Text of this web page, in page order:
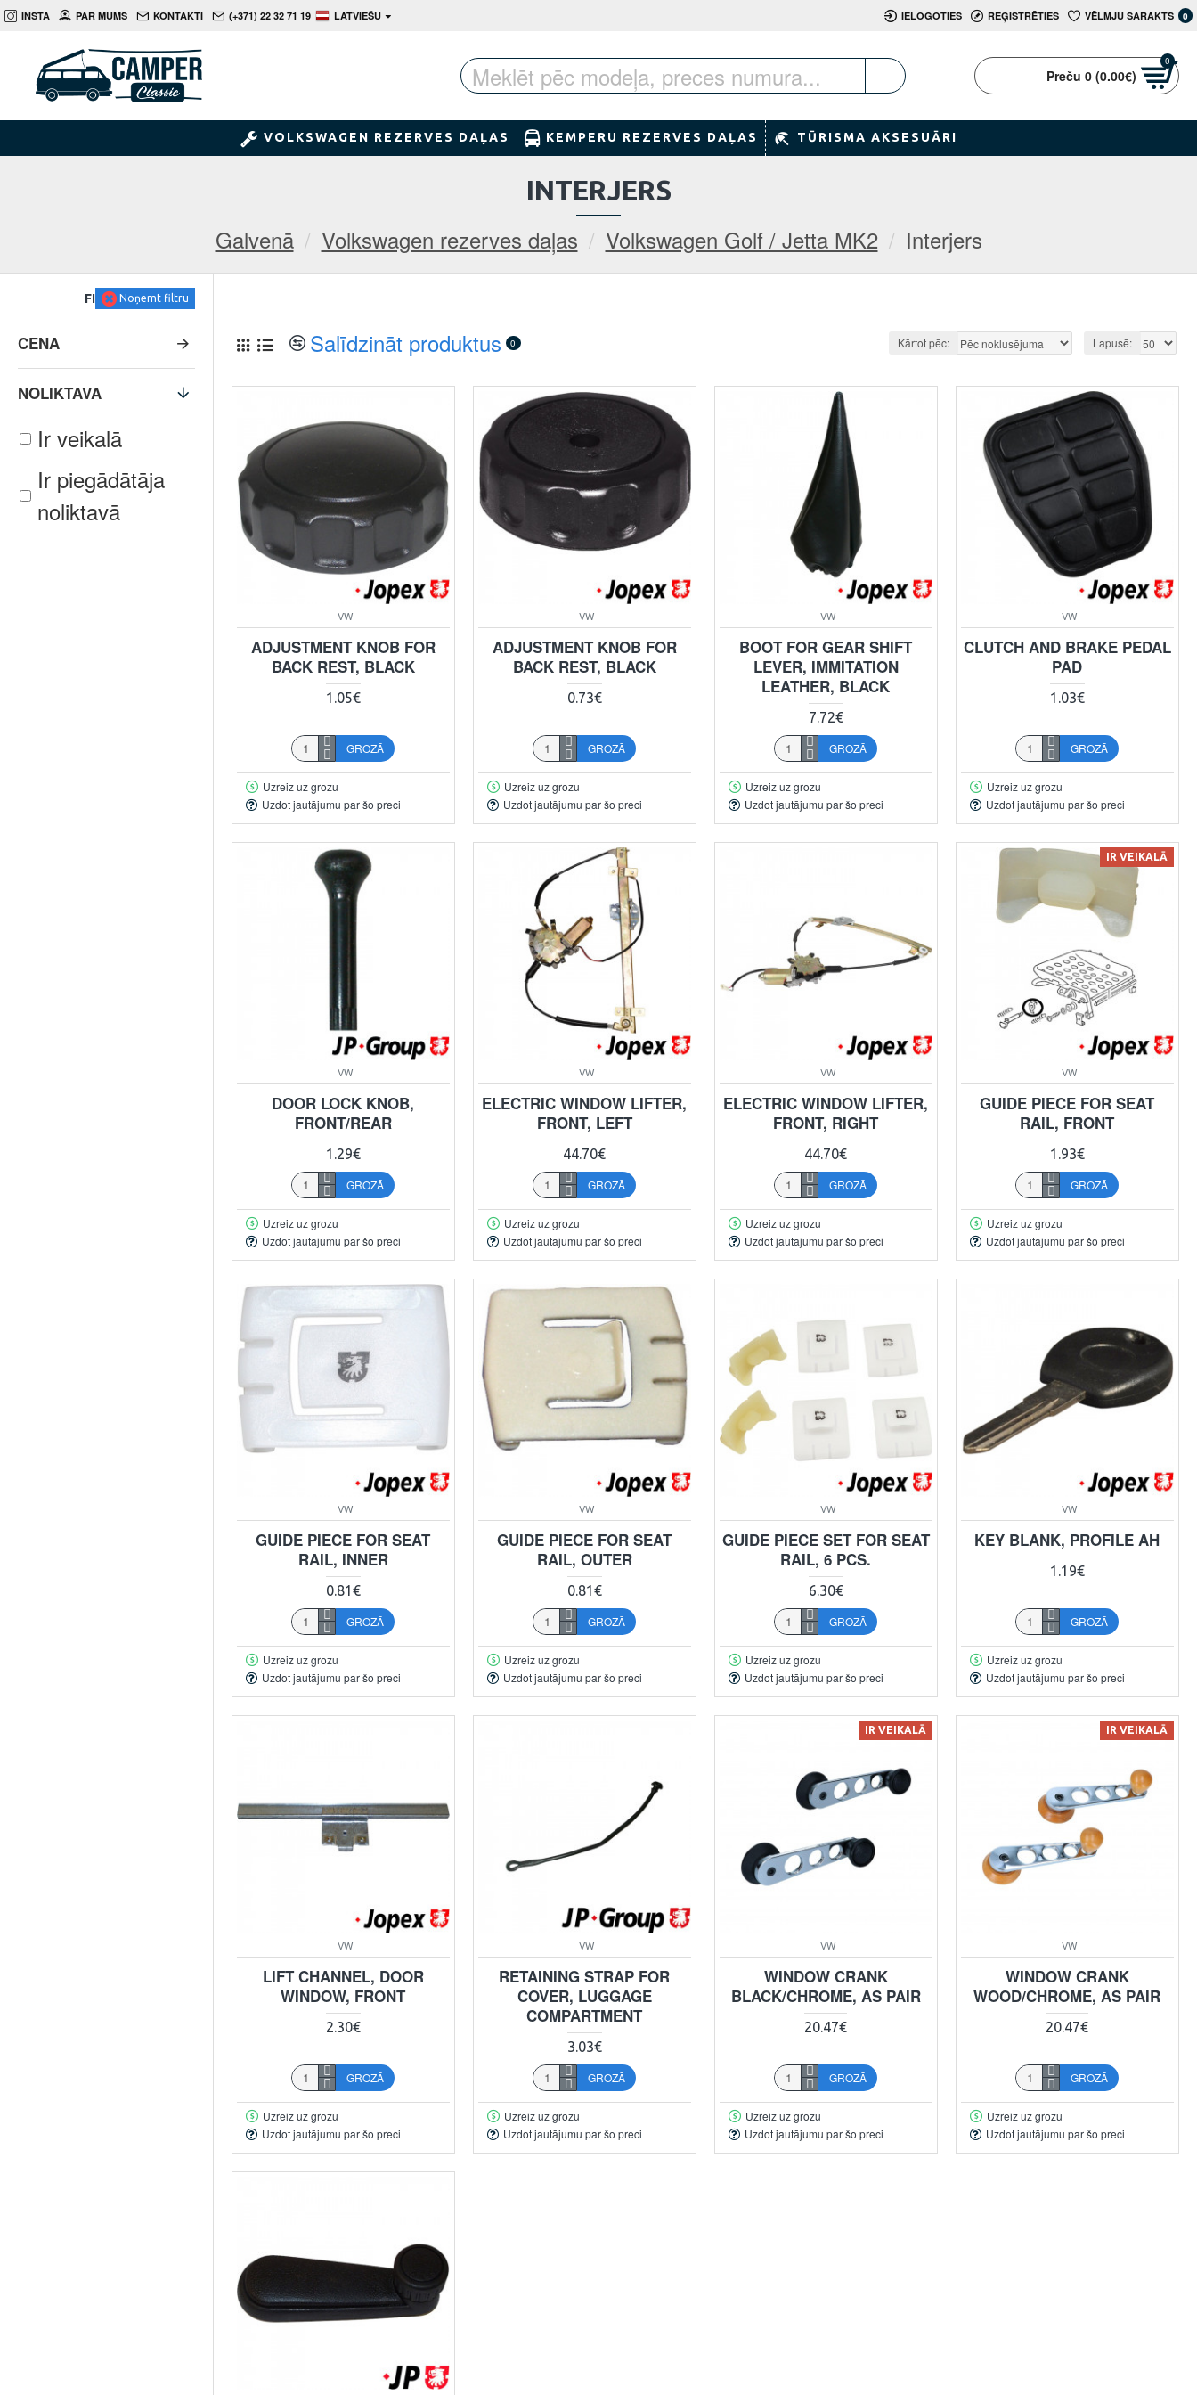
INSTA PAR MUMS KONTAKTI (+371) 22 32 71 19 LATVIEŠU IELOGOTIES REĢISTRĒTIES VĒLMJU SARAKTS 0
Preču 0 (0.00€)
0
VOLKSWAGEN REZERVES DAĻAS KEMPERU REZERVES DAĻAS TŪRISMA AKSESUĀRI
Galvenā Volkswagen rezerves daļas Volkswagen Golf / Jetta MK2 Interjers
INTERJERS
FILTRSNoņemt filtru
CENA
NOLIKTAVA
Ir veikalā
Ir piegādātāja
noliktavā
Salīdzināt produktus 0 Kārtot pēc: Lapusē:
VW
ADJUSTMENT KNOB FOR
BACK REST, BLACK
1.05€
GROZĀ
Uzreiz uz grozu
Uzdot jautājumu par šo preci
VW
ADJUSTMENT KNOB FOR
BACK REST, BLACK
0.73€
GROZĀ
Uzreiz uz grozu
Uzdot jautājumu par šo preci
VW
BOOT FOR GEAR SHIFT
LEVER, IMMITATION
LEATHER, BLACK
7.72€
GROZĀ
Uzreiz uz grozu
Uzdot jautājumu par šo preci
VW
CLUTCH AND BRAKE PEDAL
PAD
1.03€
GROZĀ
Uzreiz uz grozu
Uzdot jautājumu par šo preci
VW
DOOR LOCK KNOB,
FRONT/REAR
1.29€
GROZĀ
Uzreiz uz grozu
Uzdot jautājumu par šo preci
VW
ELECTRIC WINDOW LIFTER,
FRONT, LEFT
44.70€
GROZĀ
Uzreiz uz grozu
Uzdot jautājumu par šo preci
VW
ELECTRIC WINDOW LIFTER,
FRONT, RIGHT
44.70€
GROZĀ
Uzreiz uz grozu
Uzdot jautājumu par šo preci
IR VEIKALĀ
VW
GUIDE PIECE FOR SEAT
RAIL, FRONT
1.93€
GROZĀ
Uzreiz uz grozu
Uzdot jautājumu par šo preci
VW
GUIDE PIECE FOR SEAT
RAIL, INNER
0.81€
GROZĀ
Uzreiz uz grozu
Uzdot jautājumu par šo preci
VW
GUIDE PIECE FOR SEAT
RAIL, OUTER
0.81€
GROZĀ
Uzreiz uz grozu
Uzdot jautājumu par šo preci
VW
GUIDE PIECE SET FOR SEAT
RAIL, 6 PCS.
6.30€
GROZĀ
Uzreiz uz grozu
Uzdot jautājumu par šo preci
VW
KEY BLANK, PROFILE AH
1.19€
GROZĀ
Uzreiz uz grozu
Uzdot jautājumu par šo preci
VW
LIFT CHANNEL, DOOR
WINDOW, FRONT
2.30€
GROZĀ
Uzreiz uz grozu
Uzdot jautājumu par šo preci
VW
RETAINING STRAP FOR
COVER, LUGGAGE
COMPARTMENT
3.03€
GROZĀ
Uzreiz uz grozu
Uzdot jautājumu par šo preci
IR VEIKALĀ
VW
WINDOW CRANK
BLACK/CHROME, AS PAIR
20.47€
GROZĀ
Uzreiz uz grozu
Uzdot jautājumu par šo preci
IR VEIKALĀ
VW
WINDOW CRANK
WOOD/CHROME, AS PAIR
20.47€
GROZĀ
Uzreiz uz grozu
Uzdot jautājumu par šo preci